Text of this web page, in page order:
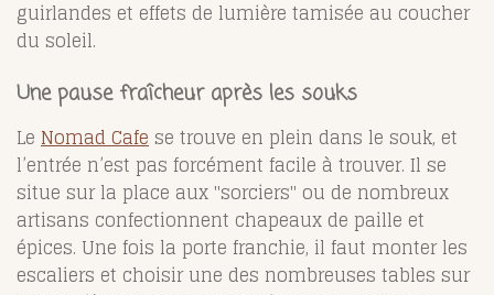
guirlandes et effets de lumière tamisée au coucher
du soleil.
Une pause fraîcheur après les souks
Le Nomad Cafe se trouve en plein dans le souk, et
l’entrée n’est pas forcément facile à trouver. Il se
situe sur la place aux "sorciers" ou de nombreux
artisans confectionnent chapeaux de paille et
épices. Une fois la porte franchie, il faut monter les
escaliers et choisir une des nombreuses tables sur